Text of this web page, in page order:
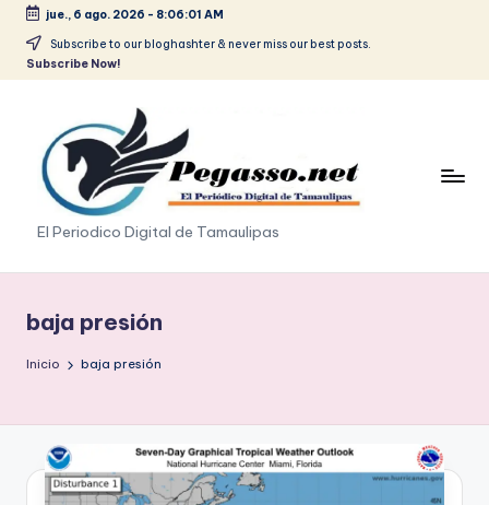
Saltar
jue., 6 ago. 2026 - 8:06:01 AM
Subscribe to our bloghashter & never miss our best posts.
Subscribe Now!
p
e
s
p
El Periodico Digital de Tamaulipas
baja presión
Inicio baja presión